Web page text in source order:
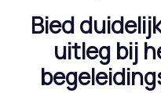
Bied
uitleg bij